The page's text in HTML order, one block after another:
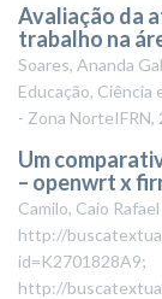
Avaliação da
trabalho na
Soares, Ananda
Educação,
- Zona NorteIFRN,
Um
– openwrt x
Camilo, Caio
http://
id=K2701828A9;
http://